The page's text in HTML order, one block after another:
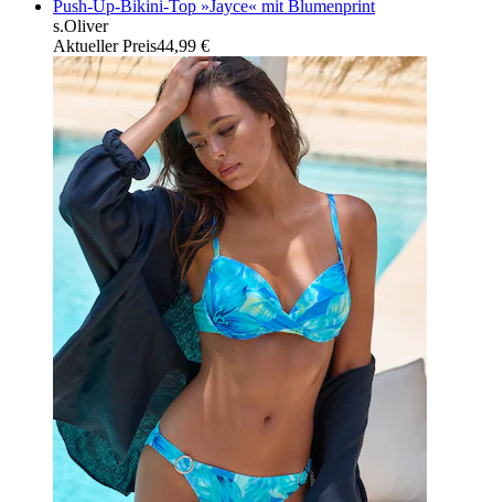
Push-Up-Bikini-Top »Jayce« mit Blumenprint
s.Oliver
Aktueller Preis44,99 €